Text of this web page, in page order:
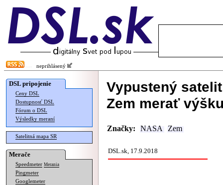
neprihlásený
DSL pripojenie
Ceny DSL
Dostupnosť DSL
Fórum o DSL
Výsledky meraní
Satelitná mapa SR
Merače
Speedmeter Merania
Pingmeter
Googlemeter
Vypustený
Zem merať
Značky: NASA Zem
DSL.sk, 17.9.2018